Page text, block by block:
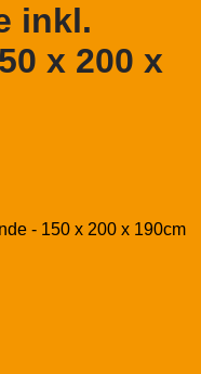
inkl.
x 200 x
- 150 x 200 x 190cm